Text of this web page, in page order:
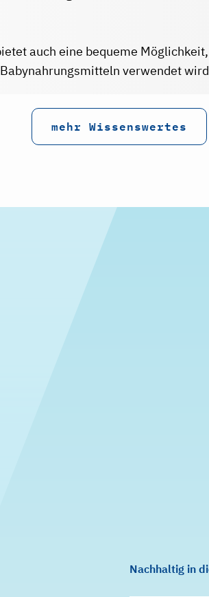
auch eine bequeme
verwendet
mehr Wissenswertes
Nachhaltig in